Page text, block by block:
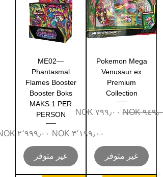
Pokemon Mega
Venusaur ex
Premium
Collection
عادي سعر البيع
غير متوفر
ME02—
Phantasmal
Flames Booster
Booster Boks
MAKS 1 PER
PERSON
سعر عادي‏٣٬١٩٩٫٠٠ NOK سعر البيع
غير متوفر